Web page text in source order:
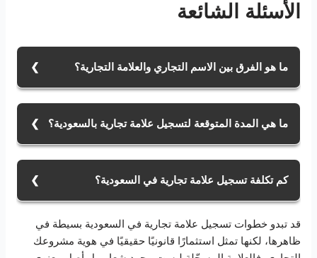
الأسئلة الشائعة
ما هو الفرق بين الاسم التجاري والعلامة التجارية؟
شعارًا أو كلمة تميز المنتج أو الخدمة. يمكن أن تكون مختلفة
تمامًا.
ما هي المدة المتوقعة لتسجيل علامة تجارية بالسعودية؟
إلى 8 أشهر في حال عدم وجود اعتراض.
كم تكلفة تسجيل علامة تجارية في السعودية؟
تقديم الطلب 1000 ريال، ورسوم النشر 1575 ريالًا، ورسوم
إصدار الشهادة 5000 ريال.
قد تبدو خطوات تسجيل علامة تجارية في السعودية بسيطة في
ظاهرها، لكنها تمثل استثمارًا قانونيًا حقيقيًا في هوية مشروعك